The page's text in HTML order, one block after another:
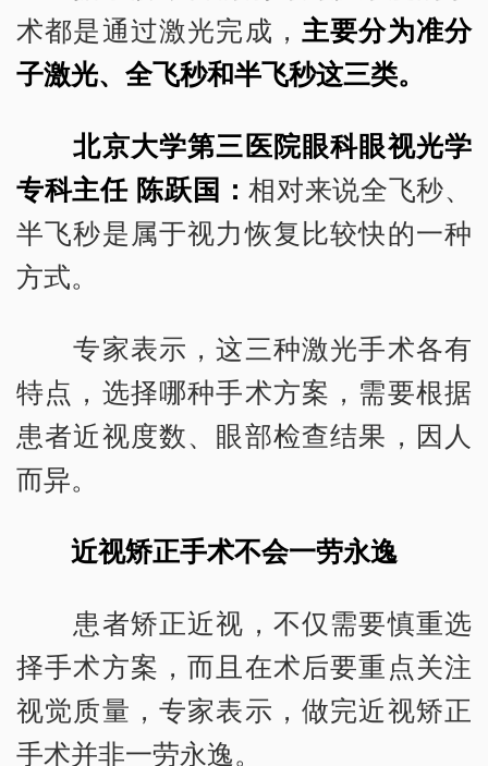
术都是通过激光完成， 主要分为准分
子激光、全飞秒和半飞秒这三类。
北京大学第三医院眼科眼视光学
专科主任 陈跃国：相对来说全飞秒、
半飞秒是属于视力恢复比较快的一种
方式。
专家表示，这三种激光手术各有
特点，选择哪种手术方案，需要根据
患者近视度数、眼部检查结果，因人
而异。
近视矫正手术不会一劳永逸
患者矫正近视，不仅需要慎重选
择手术方案，而且在术后要重点关注
视觉质量，专家表示，做完近视矫正
手术并非一劳永逸。